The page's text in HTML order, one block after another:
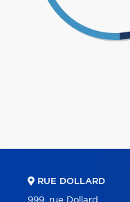
RUE DOLLARD
999, rue Dollard